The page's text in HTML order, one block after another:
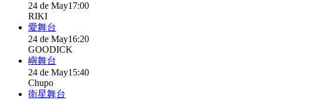
24 de May17:00
RIKI
愛舞台
24 de May16:20
GOODICK
嶼舞台
24 de May15:40
Chupo
衛星舞台